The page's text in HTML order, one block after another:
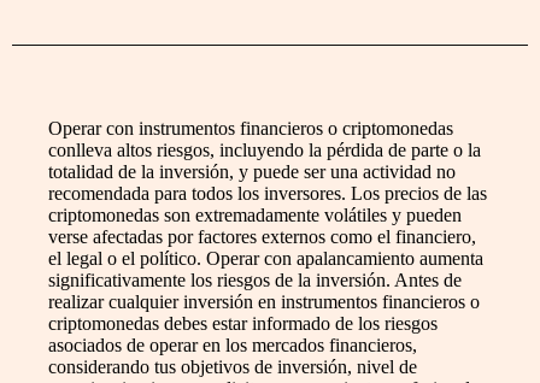
Operar con instrumentos financieros o criptomonedas
conlleva altos riesgos, incluyendo la pérdida de parte o la
totalidad de la inversión, y puede ser una actividad no
recomendada para todos los inversores. Los precios de las
criptomonedas son extremadamente volátiles y pueden
verse afectadas por factores externos como el financiero,
el legal o el político. Operar con apalancamiento aumenta
significativamente los riesgos de la inversión. Antes de
realizar cualquier inversión en instrumentos financieros o
criptomonedas debes estar informado de los riesgos
asociados de operar en los mercados financieros,
considerando tus objetivos de inversión, nivel de